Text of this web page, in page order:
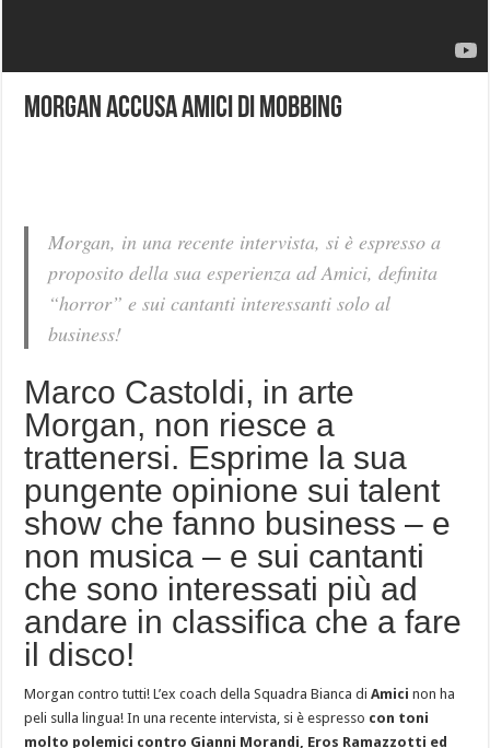
Morgan accusa Amici di Mobbing
Morgan, in una recente intervista, si è espresso a
proposito della sua esperienza ad Amici, definita
“horror” e sui cantanti interessanti solo al
business!
Marco Castoldi, in arte
Morgan, non riesce a
trattenersi. Esprime la sua
pungente opinione sui talent
show che fanno business – e
non musica – e sui cantanti
che sono interessati più ad
andare in classifica che a fare
il disco!
Morgan contro tutti! L’ex coach della Squadra Bianca diAmici non ha
peli sulla lingua! In una recente intervista, si è espresso con toni
molto polemici contro Gianni Morandi, Eros Ramazzotti ed